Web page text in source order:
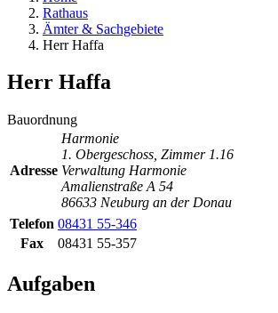
Rathaus
Ämter & Sachgebiete
Herr Haffa
Herr Haffa
Bauordnung
Adresse
Harmonie
1. Obergeschoss, Zimmer 1.16
Verwaltung Harmonie
Amalienstraße A 54
86633 Neuburg an der Donau
Telefon 08431 55-346
Fax
08431 55-357
Aufgaben